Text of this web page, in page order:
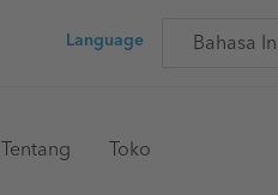
Language Language
Tentang Toko